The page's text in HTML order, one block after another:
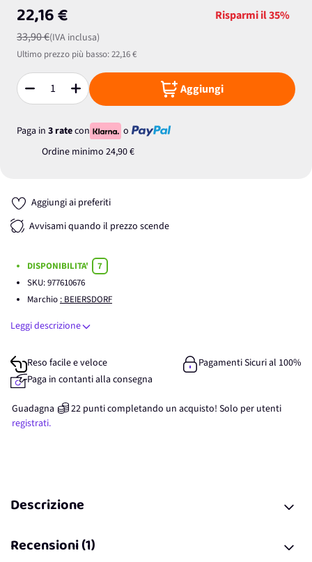
22,16 €
33,90 €(IVA inclusa)
Risparmi il35%
Ultimo prezzo più basso:22,16 €
Quantità Aggiungi
Paga in 3 ratecon
o
Ordine minimo 24,90 €
Aggiungi ai preferiti
Avvisami quando il prezzo scende
DISPONIBILITA'
7
SKU:977610676
Marchio : BEIERSDORF
Leggi descrizione
Reso facile e veloce
Pagamenti Sicuri al 100%
Paga in contanti alla consegna
Guadagna 22 punticompletando un acquisto! Solo per utenti
registrati.
Descrizione
Recensioni (1)